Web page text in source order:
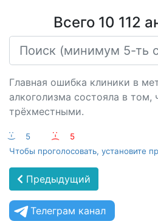
Всего 10 112
Главная ошибка клиники в
алкоголизма состояла в том,
трёхместными.
:-) 5 :-(
5
Чтобы проголосовать, установите
Предыдущий
Телеграм канал